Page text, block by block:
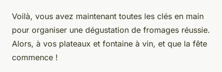
Voilà, vous avez maintenant toutes les clés en main
pour organiser une dégustation de fromages réussie.
Alors, à vos plateaux et fontaine à vin, et que la fête
commence !